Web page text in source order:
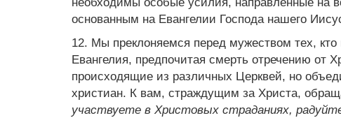
основанным на Евангелии Господа нашего
12. Мы преклоняемся перед мужеством тех,
Евангелия, предпочитая смерть отречению от
происходящие из различных Церквей, но
христиан. К вам, страждущим за Христа,
участвуете в Христовых страданиях,